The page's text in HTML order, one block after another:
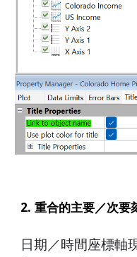
2. 重合的主要／次要
日期／時間座標軸